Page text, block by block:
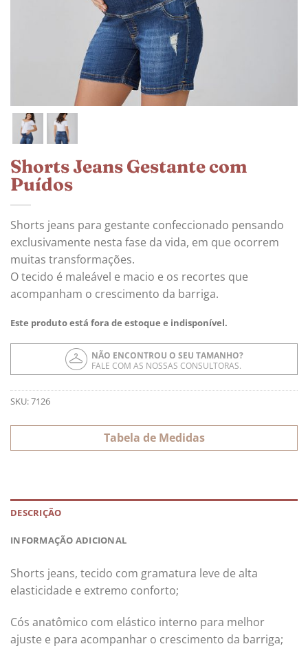
Shorts Jeans Gestante com
Puídos
Shorts jeans para gestante confeccionado pensando
exclusivamente nesta fase da vida, em que ocorrem
muitas transformações.
O tecido é maleável e macio e os recortes que
acompanham o crescimento da barriga.
Este produto está fora de estoque e indisponível.
NÃO ENCONTROU O SEU TAMANHO?
FALE COM AS NOSSAS CONSULTORAS.
SKU:7126
Tabela de Medidas
DESCRIÇÃO
INFORMAÇÃO ADICIONAL
Shorts jeans, tecido com gramatura leve de alta
elasticidade e extremo conforto;
Cós anatômico com elástico interno para melhor
ajuste e para acompanhar o crescimento da barriga;